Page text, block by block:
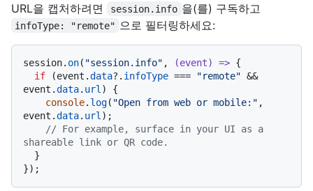
URL을 캡처하려면
session.info 을(를) 구독하고
infoType: "remote" 으로 필터링하세요:
session. on( "session.info" , (event) => {
if (event.data?. infoType === "remote" &&
event.data. url ) {
console. log( "Open from web or mobile:" ,
event.data. url );
// For example, surface in your UI as a
shareable link or QR code.